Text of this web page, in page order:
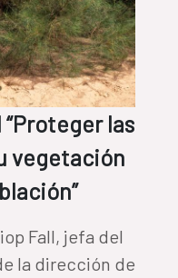
las
vegetación
Fall, jefa del
la dirección de